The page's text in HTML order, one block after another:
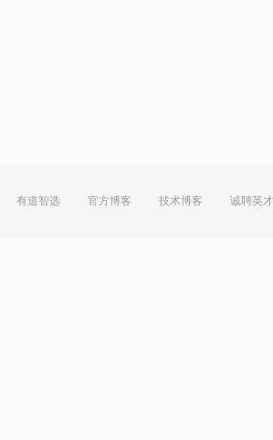
有道智选 官方博客 技术博客 诚聘英才